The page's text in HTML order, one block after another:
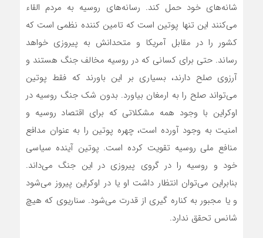
شانه‌های خود حمل کند. رسانه‌های روسیه به مردم القاء
می‌کنند این تنها پوتین است که‌ تامین کننده نظمی است که
کشور را در مقابل آمریکا و متحدانش به پیروزی خواهد
رساند. حتی برای کسانی که در روسیه مخالف جنگ هستند و‌
آرزوی صلح دارند، بسیاری بر این باورند که فقط پوتین
می‌تواند صلح‌ را به ارمغان بیاورد. بدون شک جنگ روسیه در
اوکراین با وجود همه مشکلاتی که برای اقتصاد روسیه و
امنیت به وجود آورده است، چهره پوتین را به عنوان مدافع
منافع ملی روسیه تقویت کرده است. پوتین آینده سیاسی
خود و روسیه را در گروی پیروزی در این جنگ می‌داند.
بنابراین می‌توان انتظار داشت او یا در اوکراین پیروز می‌شود
و یا مجبور به کناره گیری از قدرت می‌شود. سناریوی که هیچ
شانس تحقق ندارد.